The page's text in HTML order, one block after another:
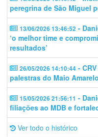
peregrina de São Miguel
13/06/2026 13:46:52 -
‘o melhor time e
resultados’
26/05/2026 14:10:44 -
palestras do Maio
15/05/2026 21:56:11 -
filiações ao MDB e
Ver todo o histórico